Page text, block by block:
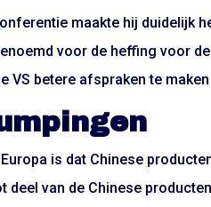
maakte hij duidelijk
voor de heffing voor
VS betere afspraken te
is dat Chinese
deel van de Chinese